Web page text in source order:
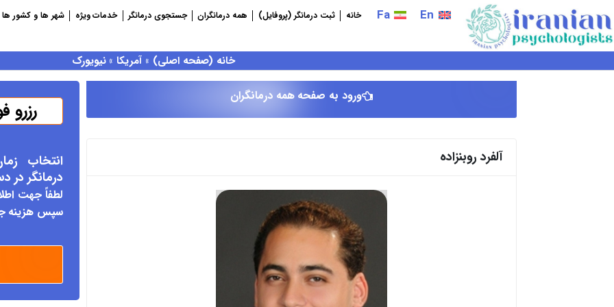
به
محتوا
En
Fa خانه ثبت درمانگر (پروفایل) همه درمانگران جستجوی درمانگر خدمات ویژه شهر ها و کشور ها
خانه (صفحه اصلی) » آمریکا»نیویورک
ورود به صفحه همه درمانگران
آلفرد روبنزاده
رزرو
انتخاب
درمانگر در
لطفاً جهت
سپس هزینه